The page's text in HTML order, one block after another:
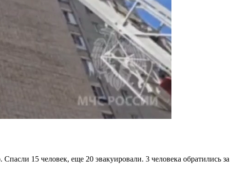
15 человек, еще 20 эвакуировали. 3 человека обратились за